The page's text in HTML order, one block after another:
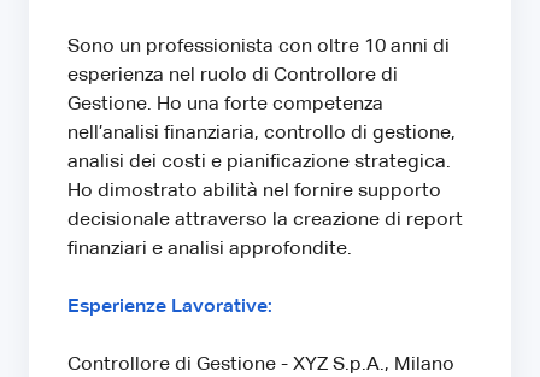
Sono un professionista con oltre 10 anni di
esperienza nel ruolo di Controllore di
Gestione. Ho una forte competenza
nell’analisi finanziaria, controllo di gestione,
analisi dei costi e pianificazione strategica.
Ho dimostrato abilità nel fornire supporto
decisionale attraverso la creazione di report
finanziari e analisi approfondite.
Esperienze Lavorative:
Controllore di Gestione - XYZ S.p.A., Milano